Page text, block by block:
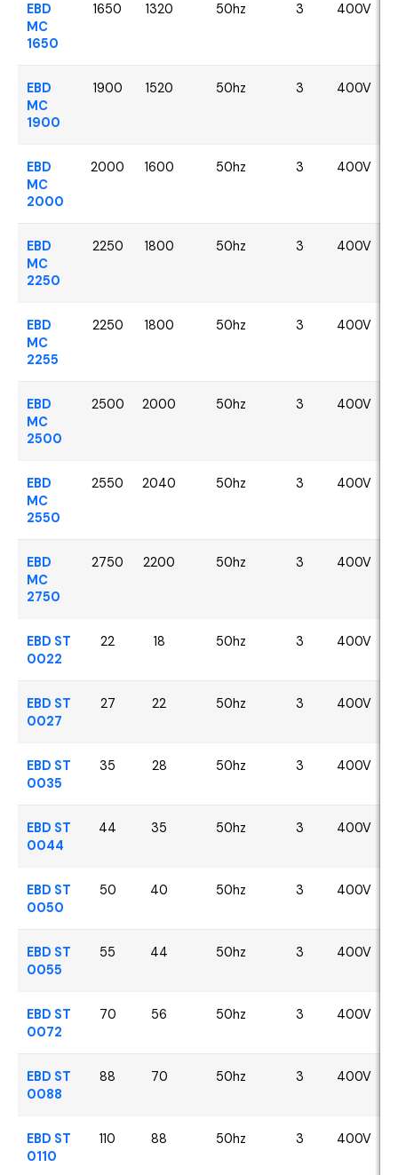
EBD
MC
1650
1650 1320 50hz 3 400V
EBD
MC
1900
1900 1520 50hz 3 400V
EBD
MC
2000
2000 1600 50hz 3 400V
EBD
MC
2250
2250 1800 50hz 3 400V
EBD
MC
2255
2250 1800 50hz 3 400V
EBD
MC
2500
2500 2000 50hz 3 400V
EBD
MC
2550
2550 2040 50hz 3 400V
EBD
MC
2750
2750 2200 50hz 3 400V
EBD ST
0022
22 18 50hz 3 400V
EBD ST
0027
27 22 50hz 3 400V
EBD ST
0035
35 28 50hz 3 400V
EBD ST
0044
44 35 50hz 3 400V
EBD ST
0050
50 40 50hz 3 400V
EBD ST
0055
55 44 50hz 3 400V
EBD ST
0072
70 56 50hz 3 400V
EBD ST
0088
88 70 50hz 3 400V
EBD ST
0110
110 88 50hz 3 400V